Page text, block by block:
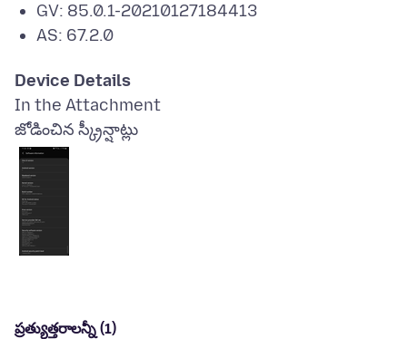
GV: 85.0.1-20210127184413
AS: 67.2.0
Device Details
జోడించిన స్క్రీన్షాట్లు
ప్రత్యుత్తరాలన్నీ (1)